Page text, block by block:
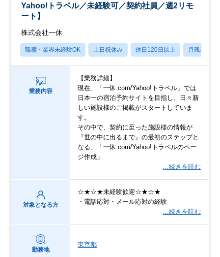
Yahoo!トラベル／未経験可／契約社員／週2リモ
ート】
株式会社一休
職種・業界未経験OK 土日祝休み 休日120日以上 月残業20
業務内容
【業務詳細】
現在、「一休.com/Yahoo!トラベル」では
日本一の宿泊予約サイトを目指し、日々新
しい施設様のご掲載がスタートしていま
す。
その中で、契約に至った施設様の情報が
『世の中に出るまで』の最初のステップと
なる、「一休.com/Yahoo!トラベルのペー
ジ作成」
…続きを読む
対象となる方
☆★☆★未経験歓迎☆★☆★
・電話応対・メール応対の経験
…続きを読む
勤務地
東京都